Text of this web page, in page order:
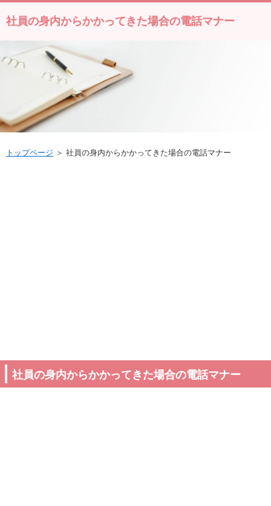
社員の身内からかかってきた場合の電話マナー
トップページ ＞ 社員の身内からかかってきた場合の電話マナー
社員の身内からかかってきた場合の電話マナー